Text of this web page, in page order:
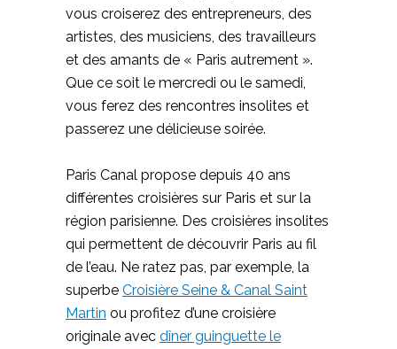
vous croiserez des entrepreneurs, des
artistes, des musiciens, des travailleurs
et des amants de « Paris autrement ».
Que ce soit le mercredi ou le samedi,
vous ferez des rencontres insolites et
passerez une délicieuse soirée.
Paris Canal propose depuis 40 ans
différentes croisières sur Paris et sur la
région parisienne. Des croisières insolites
qui permettent de découvrir Paris au fil
de l’eau. Ne ratez pas, par exemple, la
superbe Croisière Seine & Canal Saint
Martin ou profitez d’une croisière
originale avec dîner guinguette le